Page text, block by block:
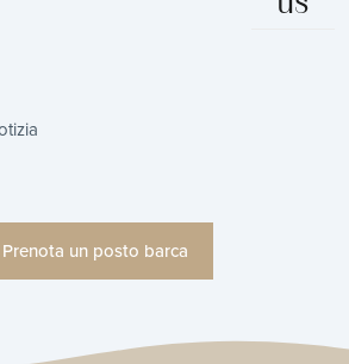
un posto barca